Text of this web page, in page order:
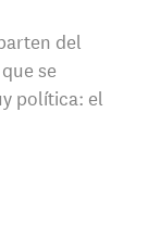
del
se
política: el